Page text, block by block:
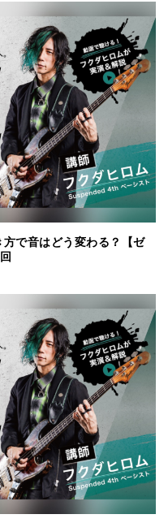
で音はどう変わる？【ゼ